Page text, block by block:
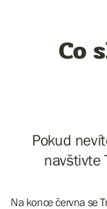
Co
Pokud
navštivte
Na konce června se